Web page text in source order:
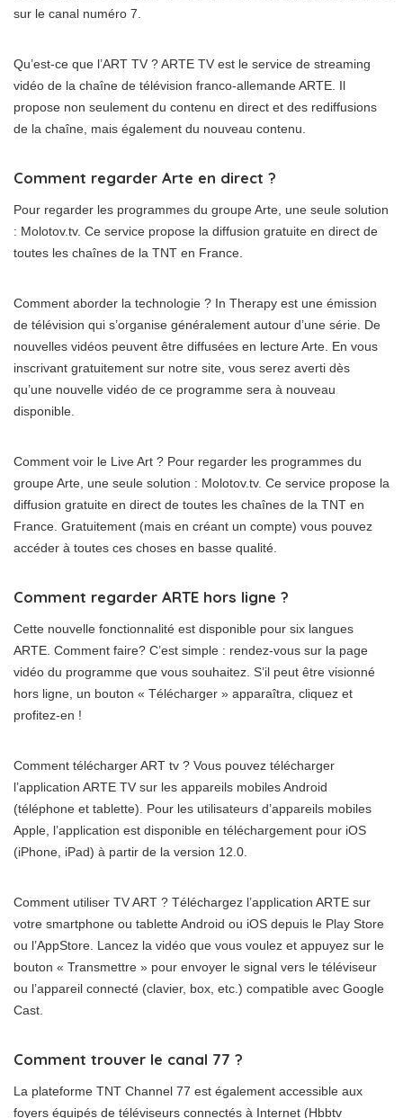
sur le canal numéro 7.
Qu’est-ce que l’ART TV ? ARTE TV est le service de streaming
vidéo de la chaîne de télévision franco-allemande ARTE. Il
propose non seulement du contenu en direct et des rediffusions
de la chaîne, mais également du nouveau contenu.
Comment regarder Arte en direct ?
Pour regarder les programmes du groupe Arte, une seule solution
: Molotov.tv. Ce service propose la diffusion gratuite en direct de
toutes les chaînes de la TNT en France.
Comment aborder la technologie ? In Therapy est une émission
de télévision qui s’organise généralement autour d’une série. De
nouvelles vidéos peuvent être diffusées en lecture Arte. En vous
inscrivant gratuitement sur notre site, vous serez averti dès
qu’une nouvelle vidéo de ce programme sera à nouveau
disponible.
Comment voir le Live Art ? Pour regarder les programmes du
groupe Arte, une seule solution : Molotov.tv. Ce service propose la
diffusion gratuite en direct de toutes les chaînes de la TNT en
France. Gratuitement (mais en créant un compte) vous pouvez
accéder à toutes ces choses en basse qualité.
Comment regarder ARTE hors ligne ?
Cette nouvelle fonctionnalité est disponible pour six langues
ARTE. Comment faire? C’est simple : rendez-vous sur la page
vidéo du programme que vous souhaitez. S’il peut être visionné
hors ligne, un bouton « Télécharger » apparaîtra, cliquez et
profitez-en !
Comment télécharger ART tv ? Vous pouvez télécharger
l’application ARTE TV sur les appareils mobiles Android
(téléphone et tablette). Pour les utilisateurs d’appareils mobiles
Apple, l’application est disponible en téléchargement pour iOS
(iPhone, iPad) à partir de la version 12.0.
Comment utiliser TV ART ? Téléchargez l’application ARTE sur
votre smartphone ou tablette Android ou iOS depuis le Play Store
ou l’AppStore. Lancez la vidéo que vous voulez et appuyez sur le
bouton « Transmettre » pour envoyer le signal vers le téléviseur
ou l’appareil connecté (clavier, box, etc.) compatible avec Google
Cast.
Comment trouver le canal 77 ?
La plateforme TNT Channel 77 est également accessible aux
foyers équipés de téléviseurs connectés à Internet (Hbbtv